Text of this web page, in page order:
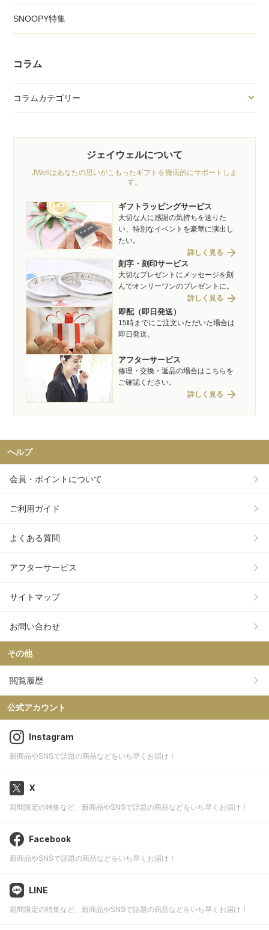
SNOOPY特集
コラム
コラムカテゴリー
ジェイウェルについて
JWellはあなたの思いがこもったギフトを徹底的にサポートしま
す。
ギフトラッピングサービス
大切な人に感謝の気持ちを送りた
い、特別なイベントを豪華に演出し
たい。
詳しく見る arrow_forward
刻字・刻印サービス
大切なプレゼントにメッセージを刻
んでオンリーワンのプレゼントに。
詳しく見る arrow_forward
即配（即日発送）
15時までにご注文いただいた場合は
即日発送。
アフターサービス
修理・交換・返品の場合はこちらを
ご確認ください。
詳しく見る arrow_forward
ヘルプ
会員・ポイントについて
ご利用ガイド
よくある質問
アフターサービス
サイトマップ
お問い合わせ
その他
閲覧履歴
公式アカウント
Instagram
新商品やSNSで話題の商品などをいち早くお届け！
X
期間限定の特集など、新商品やSNSで話題の商品などをいち早くお届け！
Facebook
新商品やSNSで話題の商品などをいち早くお届け！
LINE
期間限定の特集など、新商品やSNSで話題の商品などをいち早くお届け！